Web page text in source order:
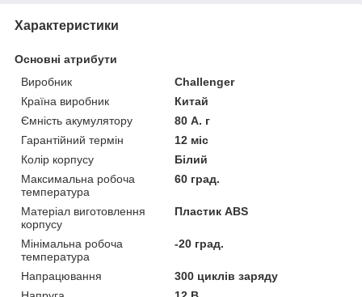
Характеристики
Основні атрибути
Виробник
Challenger
Країна виробник
Китай
Ємність акумулятору
80 А. г
Гарантійний термін
12 міс
Колір корпусу
Білий
Максимальна робоча
температура
60 град.
Матеріал виготовлення
корпусу
Пластик ABS
Мінімальна робоча
температура
-20 град.
Напрацювання
300 циклів заряду